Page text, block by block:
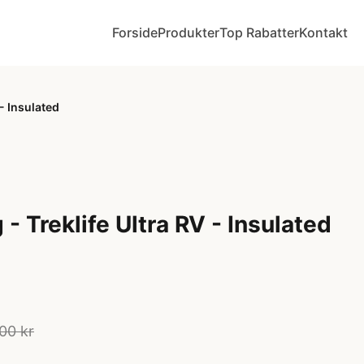
ForsideProdukterTop RabatterKontakt
Insulated
Treklife Ultra RV - Insulated
kr